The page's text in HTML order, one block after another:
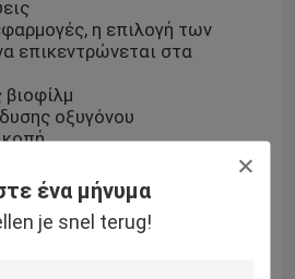
ένα μήνυμα
je snel terug!
η επιλογή των
επικεντρώνεται στα
οξυγόνου
απλά προσθήκη πλαστικών